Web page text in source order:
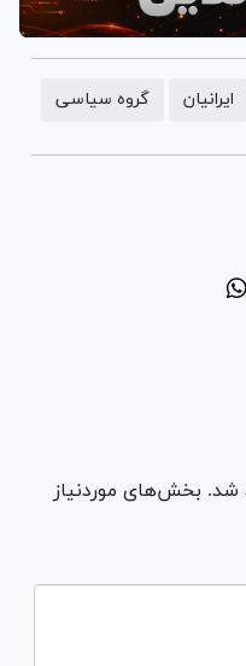
ایرانیان گروه سیاسی
شد. بخش‌های موردنیاز